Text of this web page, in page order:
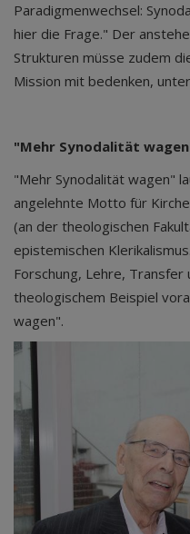
Paradigmenwechsel:
hier die Frage." Der
Strukturen müsse zudem
Mission mit bedenken,
"Mehr Synodalität
"Mehr Synodalität wagen"
angelehnte Motto für
(an der theologischen
epistemischen
Forschung, Lehre,
theologischem Beispiel
wagen".